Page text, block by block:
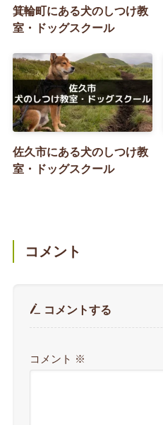
箕輪町にある犬のしつけ教
室・ドッグスクール
佐久市にある犬のしつけ教
室・ドッグスクール
コメント
コメントする
コメント ※